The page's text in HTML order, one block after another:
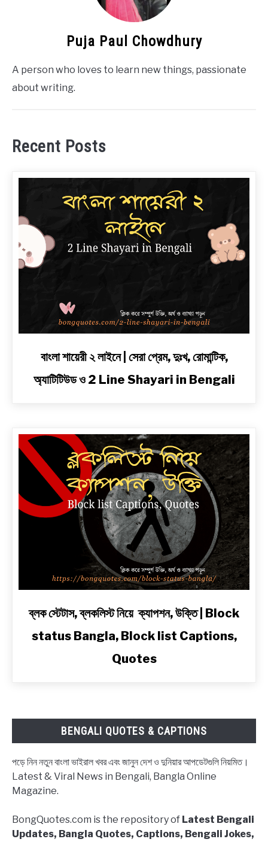
Puja Paul Chowdhury
A person who loves to learn new things, passionate
about writing.
Recent Posts
|
সেরা
প্রেম,
রোমান্টিক,
অ্যাটিটিউড
বাংলা শায়েরী ২ লাইনে | সেরা প্রেম, দুঃখ, রোমান্টিক,
অ্যাটিটিউড ও 2 Line Shayari in Bengali
link
Bangla,
Block
list
Quotes
ব্লক স্টেটাস, ব্লকলিস্ট নিয়ে ক্যাপশন, উক্তি | Block
status Bangla, Block list Captions,
Quotes
BENGALI QUOTES & CAPTIONS
পড়ে নিন নতুন বাংলা ভাইরাল খবর এবং জানুন দেশ ও দুনিয়ার আপডেটগুলি নিয়মিত।
Latest & Viral News in Bengali, Bangla Online
Magazine.
BongQuotes.com is the repository of Latest Bengali
Updates, Bangla Quotes, Captions, Bengali Jokes,